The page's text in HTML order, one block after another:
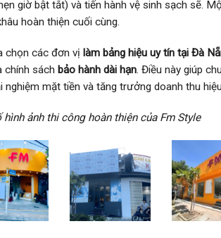
giờ bật tắt) và tiến hành vệ sinh sạch sẽ.
hoàn thiện cuối cùng.
chọn các đơn vị làm bảng hiệu uy tín tại Đà
chính sách bảo hành dài hạn. Điều này giúp
nghiệm mặt tiền và tăng trưởng doanh thu
ảnh thi công hoàn thiện của Fm Style